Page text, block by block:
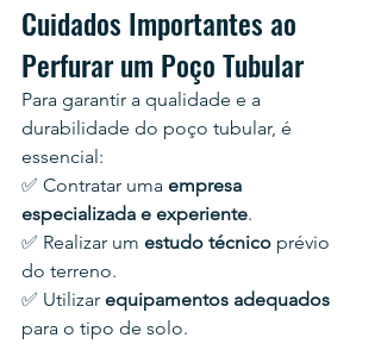
Cuidados Importantes ao
Perfurar um Poço Tubular
Para garantir a qualidade e a
durabilidade do poço tubular, é
essencial:
✅ Contratar uma empresa
especializada e experiente.
✅ Realizar um estudo técnico prévio
do terreno.
✅ Utilizar equipamentos adequados
para o tipo de solo.